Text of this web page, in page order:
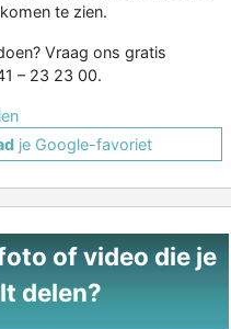
te zien.
Vraag ons gratis
– 23 23 00.
je Google-favoriet
of video die je
delen?